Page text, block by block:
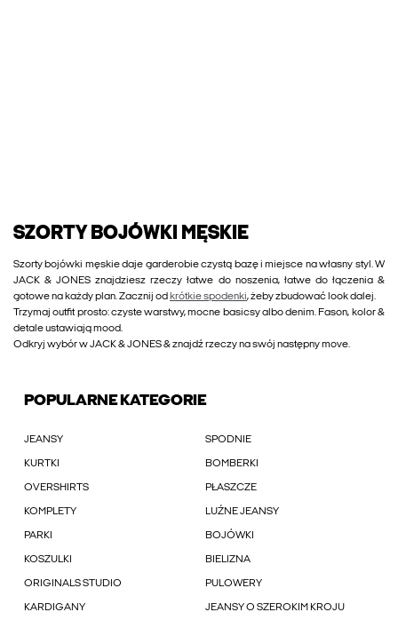
SZORTY BOJÓWKI MĘSKIE
Szorty bojówki męskie daje garderobie czystą bazę i miejsce na własny styl. W
JACK & JONES znajdziesz rzeczy łatwe do noszenia, łatwe do łączenia &
gotowe na każdy plan. Zacznij od krótkie spodenki, żeby zbudować look dalej.
Trzymaj outfit prosto: czyste warstwy, mocne basicsy albo denim. Fason, kolor &
detale ustawiają mood.
Odkryj wybór w JACK & JONES & znajdź rzeczy na swój następny move.
POPULARNE KATEGORIE
JEANSY SPODNIE
KURTKI BOMBERKI
OVERSHIRTS PŁASZCZE
KOMPLETY LUŹNE JEANSY
PARKI BOJÓWKI
KOSZULKI BIELIZNA
ORIGINALS STUDIO PULOWERY
KARDIGANY JEANSY O SZEROKIM KROJU